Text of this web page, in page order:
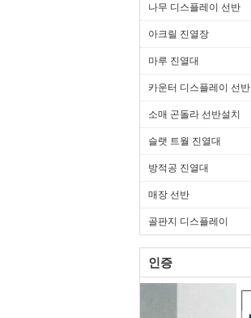
나무 디스플레이 선반
아크릴 진열장
마루 진열대
카운터 디스플레이 선반
소매 곤돌라 선반설치
슬랫 트월 진열대
방적공 진열대
매장 선반
골판지 디스플레이
인증